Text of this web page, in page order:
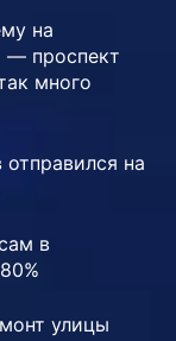
на
— проспект
много
на
в
улицы